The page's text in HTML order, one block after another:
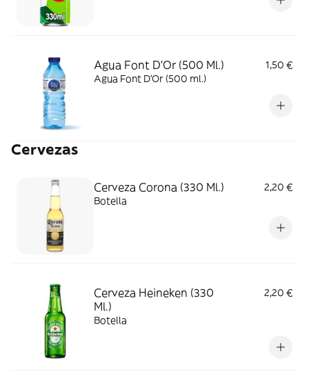
Agua Font D'Or (500 Ml.)
1,50 €
Agua Font D'Or (500 ml.)
Cervezas
Cerveza Corona (330 Ml.)
2,20 €
Botella
Cerveza Heineken (330
Ml.)
2,20 €
Botella